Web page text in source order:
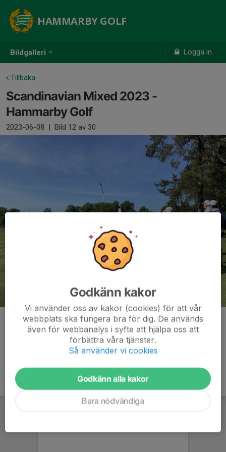
Bildgalleri Logga in
HAMMARBY GOLF
Tillbaka
Scandinavian Mixed 2023 -
Hammarby Golf
2023-06-08 | Bild 12 av 30
Kommentarer
Godkänn kakor
Vi använder oss av kakor (cookies) för att vår
webbplats ska fungera bra för dig. De används
även för webbanalys i syfte att hjälpa oss att
förbättra våra tjänster.
Så använder vi cookies
Godkänn alla kakor
Bara nödvändiga